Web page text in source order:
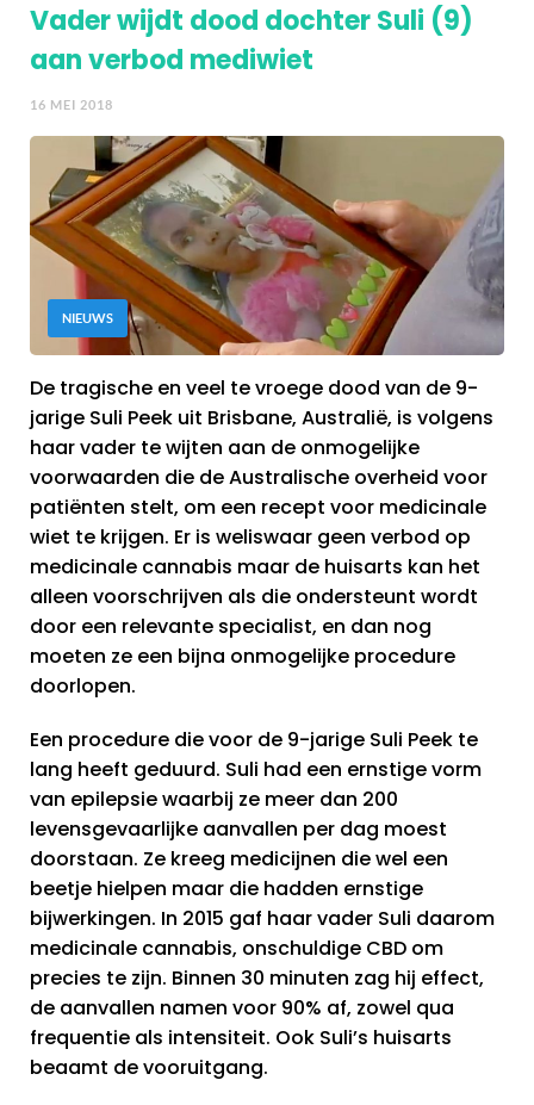
Vader wijdt dood dochter Suli (9)
aan verbod mediwiet
16 MEI 2018
NIEUWS
De tragische en veel te vroege dood van de 9-
jarige Suli Peek uit Brisbane, Australië, is volgens
haar vader te wijten aan de onmogelijke
voorwaarden die de Australische overheid voor
patiënten stelt, om een recept voor medicinale
wiet te krijgen. Er is weliswaar geen verbod op
medicinale cannabis maar de huisarts kan het
alleen voorschrijven als die ondersteunt wordt
door een relevante specialist, en dan nog
moeten ze een bijna onmogelijke procedure
doorlopen.
Een procedure die voor de 9-jarige Suli Peek te
lang heeft geduurd. Suli had een ernstige vorm
van epilepsie waarbij ze meer dan 200
levensgevaarlijke aanvallen per dag moest
doorstaan. Ze kreeg medicijnen die wel een
beetje hielpen maar die hadden ernstige
bijwerkingen. In 2015 gaf haar vader Suli daarom
medicinale cannabis, onschuldige CBD om
precies te zijn. Binnen 30 minuten zag hij effect,
de aanvallen namen voor 90% af, zowel qua
frequentie als intensiteit. Ook Suli’s huisarts
beaamt de vooruitgang.